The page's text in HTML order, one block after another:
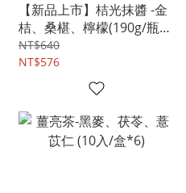
【新品上市】桔光抹醬 -金
桔、桑椹、檸檬(190g/瓶
*2)
NT$640
NT$576